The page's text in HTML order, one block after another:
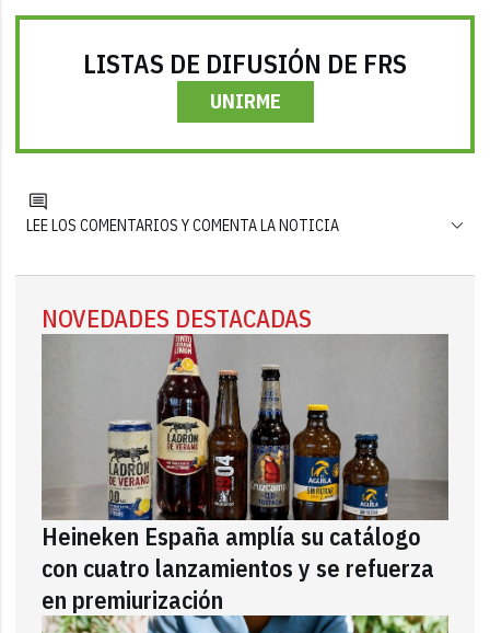
LISTAS DE DIFUSIÓN DE FRS
UNIRME
LEE LOS COMENTARIOS Y COMENTA LA NOTICIA
NOVEDADES DESTACADAS
Heineken España amplía su catálogo
con cuatro lanzamientos y se refuerza
en premiurización